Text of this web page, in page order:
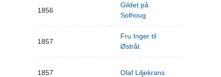
1856
Gildet på
Solhoug
1857
Fru Inger til
Østråt
1857 Olaf Liljekrans